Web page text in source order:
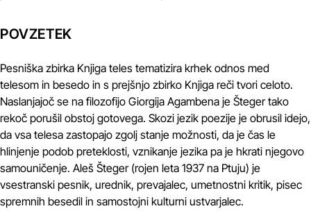
POVZETEK
Pesniška zbirka Knjiga teles tematizira krhek odnos med
telesom in besedo in s prejšnjo zbirko Knjiga reči tvori celoto.
Naslanjajoč se na filozofijo Giorgija Agambena je Šteger tako
rekoč porušil obstoj gotovega. Skozi jezik poezije je obrusil idejo,
da vsa telesa zastopajo zgolj stanje možnosti, da je čas le
hlinjenje podob preteklosti, vznikanje jezika pa je hkrati njegovo
samouničenje. Aleš Šteger (rojen leta 1937 na Ptuju) je
vsestranski pesnik, urednik, prevajalec, umetnostni kritik, pisec
spremnih besedil in samostojni kulturni ustvarjalec.